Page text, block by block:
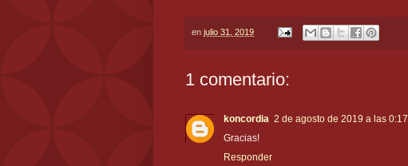
en julio 31, 2019
1 comentario:
koncordia 2 de agosto de 2019 a las 0:17
Gracias!
Responder